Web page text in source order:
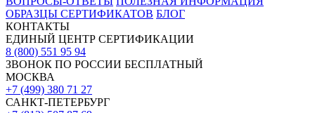
ОБРАЗЦЫ СЕРТИФИКАТОВ БЛОГ
КОНТАКТЫ
ЕДИНЫЙ ЦЕНТР СЕРТИФИКАЦИИ
8 (800) 551 95 94
ЗВОНОК ПО РОССИИ БЕСПЛАТНЫЙ
МОСКВА
+7 (499) 380 71 27
САНКТ-ПЕТЕРБУРГ